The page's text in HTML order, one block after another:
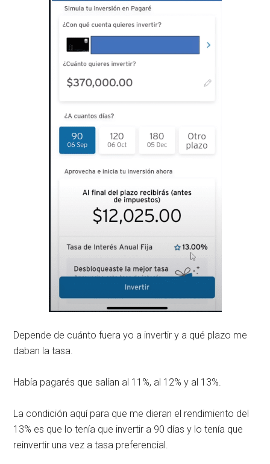
Depende de cuánto fuera yo a invertir y a qué plazo me
daban la tasa.
Había pagarés que salían al 11%, al 12% y al 13%.
La condición aquí para que me dieran el rendimiento del
13% es que lo tenía que invertir a 90 días y lo tenía que
reinvertir una vez a tasa preferencial.